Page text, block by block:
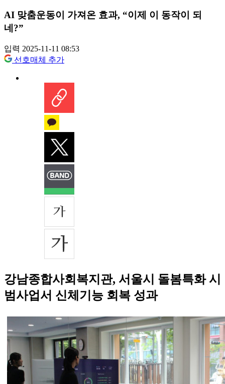
AI 맞춤운동이 가져온 효과, “이제 이 동작이 되
네?”
입력 2025-11-11 08:53
선호매체 추가
강남종합사회복지관, 서울시 돌봄특화 시
범사업서 신체기능 회복 성과